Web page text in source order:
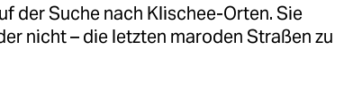
der Suche nach Klischee-Orten. Sie
nicht – die letzten maroden Straßen zu